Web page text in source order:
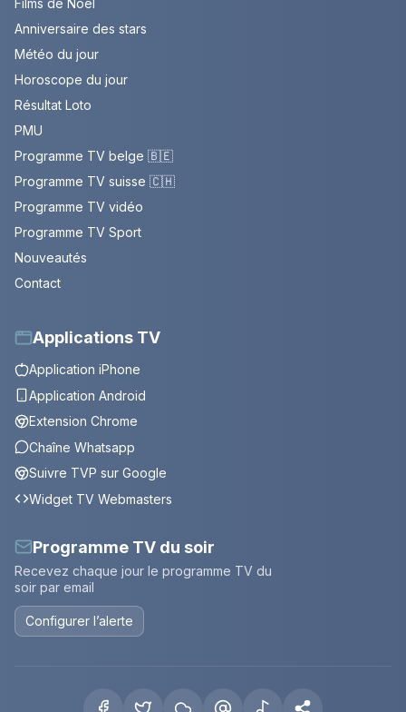
Films de Noël
Anniversaire des stars
Météo du jour
Horoscope du jour
Résultat Loto
PMU
Programme TV belge 🇧🇪
Programme TV suisse 🇨🇭
Programme TV vidéo
Programme TV Sport
Nouveautés
Contact
Applications TV
Application iPhone
Application Android
Extension Chrome
Chaîne Whatsapp
Suivre TVP sur Google
Widget TV Webmasters
Programme TV du soir
Recevez chaque jour le programme TV du
soir par email
Configurer l’alerte